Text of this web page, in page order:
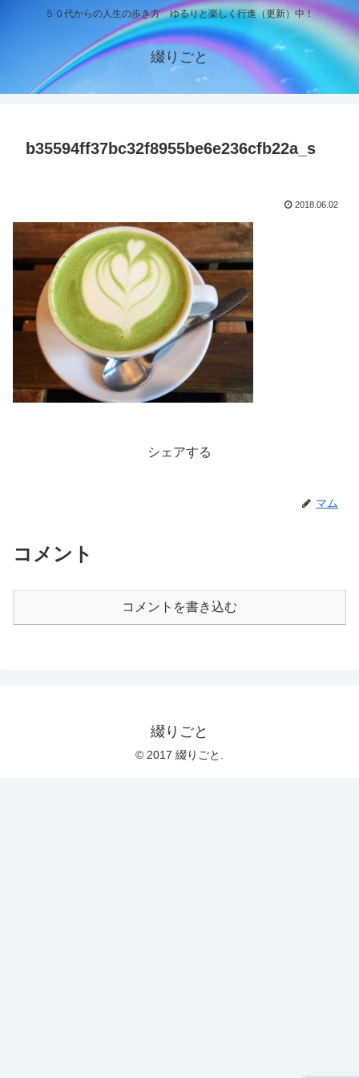
５０代からの人生の歩き方 ゆるりと楽しく行進（更新）中！
綴りごと
b35594ff37bc32f8955be6e236cfb22a_s
2018.06.02
シェアする
マム
コメント
コメントを書き込む
綴りごと
© 2017 綴りごと.